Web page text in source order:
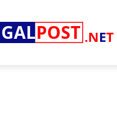
.NET
POST